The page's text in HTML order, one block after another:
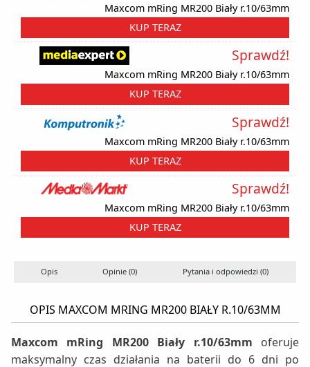
Maxcom mRing MR200 Biały r.10/63mm
KUP TERAZ
Maxcom mRing MR200 Biały r.10/63mm
Sprawdź!
KUP TERAZ
Maxcom mRing MR200 Biały r.10/63mm
Sprawdź!
KUP TERAZ
Maxcom mRing MR200 Biały r.10/63mm
Sprawdź!
KUP TERAZ
Opis Opinie (0) Pytania i odpowiedzi (0)
OPIS MAXCOM MRING MR200 BIAŁY R.10/63MM
Maxcom mRing MR200 Biały r.10/63mm oferuje
maksymalny czas działania na baterii do 6 dni po